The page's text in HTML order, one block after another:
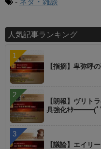
- ネタ・雑談
人気記事ランキング
【指摘】卑弥呼
【朗報】ヴリト
具強化ｷﾀ
【議論】エイリ